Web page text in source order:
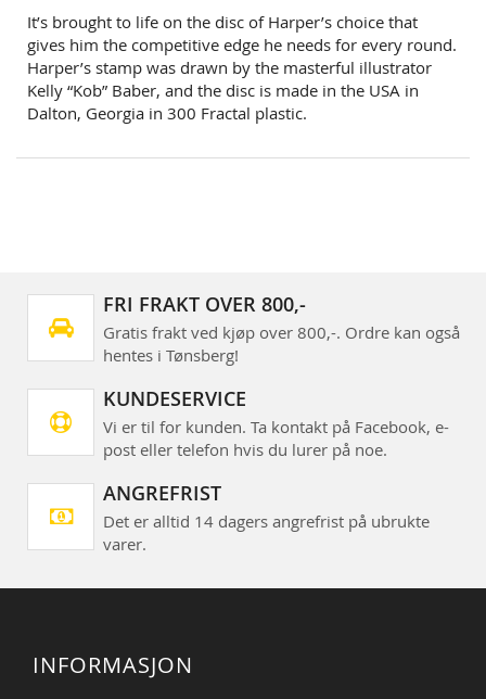
It’s brought to life on the disc of Harper’s choice that
gives him the competitive edge he needs for every round.
Harper’s stamp was drawn by the masterful illustrator
Kelly “Kob” Baber, and the disc is made in the USA in
Dalton, Georgia in 300 Fractal plastic.
FRI FRAKT OVER 800,-
Gratis frakt ved kjøp over 800,-. Ordre kan også
hentes i Tønsberg!
KUNDESERVICE
Vi er til for kunden. Ta kontakt på Facebook, e-
post eller telefon hvis du lurer på noe.
ANGREFRIST
Det er alltid 14 dagers angrefrist på ubrukte
varer.
INFORMASJON